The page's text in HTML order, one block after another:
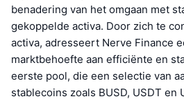
benadering van het omgaan met
gekoppelde activa. Door zich te
activa, adresseert Nerve Finance
marktbehoefte aan efficiënte en
eerste pool, die een selectie van
stablecoins zoals BUSD, USDT